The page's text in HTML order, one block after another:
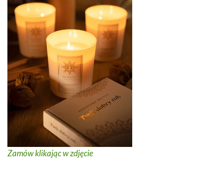
Zamów klikając w zdjęcie